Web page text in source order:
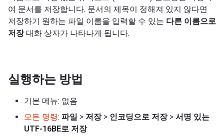
여 문서를 저장합니다. 문서의 제목이 정해져 있지 않다면
저장하기 원하는 파일 이름을 입력할 수 있는 다른 이름으로
저장대화 상자가 나타나게 됩니다.
실행하는 방법
기본 메뉴: 없음
모든 명령: 파일 > 저장> 인코딩으로 저장> 서명 있는
UTF-16BE로 저장